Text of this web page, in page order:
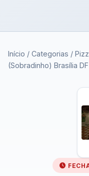
Início / Categorias /
(Sobradinho) Brasília DF